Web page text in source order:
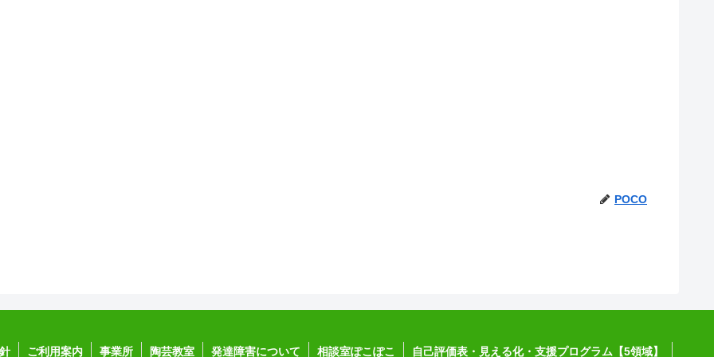
POCO
ご利用案内 事業所 陶芸教室 発達障害について 相談室ぽこぽこ 自己評価表・見える化・支援プログラム【5領域】